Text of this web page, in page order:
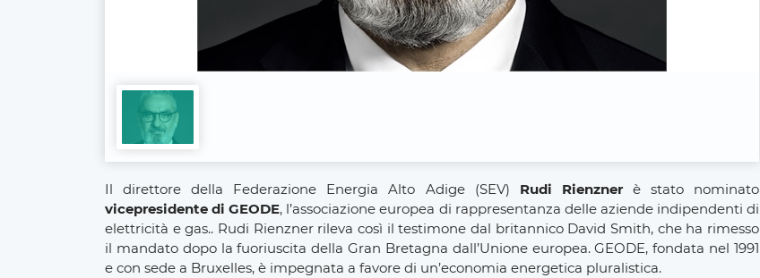
Il direttore della Federazione Energia Alto Adige (SEV) Rudi Rienznerè stato nominato
vicepresidente di GEODE, l’associazione europea di rappresentanza delle aziende indipendenti di
elettricità e gas.. Rudi Rienzner rileva così il testimone dal britannico David Smith, che ha rimesso
il mandato dopo la fuoriuscita della Gran Bretagna dall’Unione europea. GEODE, fondata nel 1991
e con sede a Bruxelles, è impegnata a favore di un’economia energetica pluralistica.